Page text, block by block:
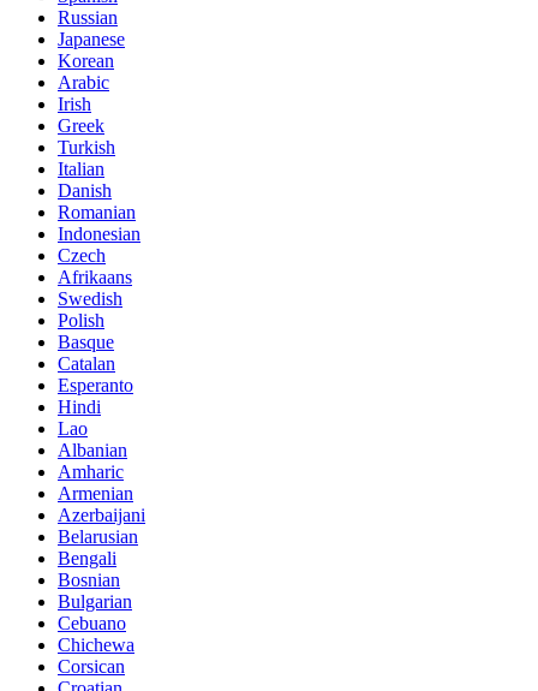
Russian
Japanese
Korean
Arabic
Irish
Greek
Turkish
Italian
Danish
Romanian
Indonesian
Czech
Afrikaans
Swedish
Polish
Basque
Catalan
Esperanto
Hindi
Lao
Albanian
Amharic
Armenian
Azerbaijani
Belarusian
Bengali
Bosnian
Bulgarian
Cebuano
Chichewa
Corsican